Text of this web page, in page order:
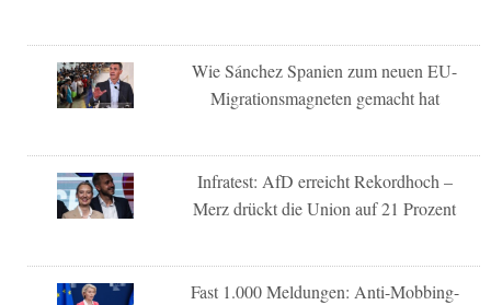
Wie Sánchez Spanien zum neuen EU-
Migrationsmagneten gemacht hat
Infratest: AfD erreicht Rekordhoch –
Merz drückt die Union auf 21 Prozent
Fast 1.000 Meldungen: Anti-Mobbing-